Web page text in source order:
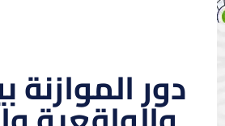
دور الموازنة